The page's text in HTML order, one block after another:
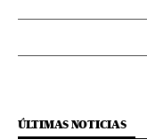
ÚLTIMAS NOTICIAS